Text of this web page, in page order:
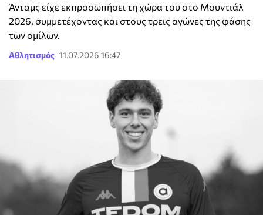
Άνταμς είχε εκπροσωπήσει τη χώρα του στο Μουντιάλ
2026, συμμετέχοντας και στους τρεις αγώνες της φάσης
των ομίλων.
Αθλητισμός 11.07.2026 16:47